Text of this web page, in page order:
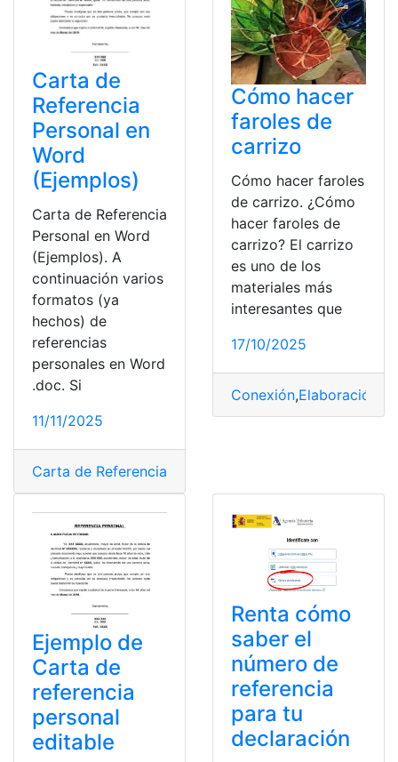
Carta de
Referencia
Personal en
Word
(Ejemplos)
Carta de Referencia
Personal en Word
(Ejemplos). A
continuación varios
formatos (ya
hechos) de
referencias
personales en Word
.doc. Si
11/11/2025
Carta de Referencia
Cómo hacer
faroles de
carrizo
Cómo hacer faroles
de carrizo. ¿Cómo
hacer faroles de
carrizo? El carrizo
es uno de los
materiales más
interesantes que
17/10/2025
Conexión,Elaboración
Ejemplo de
Carta de
referencia
personal
editable
Renta cómo
saber el
número de
referencia
para tu
declaración